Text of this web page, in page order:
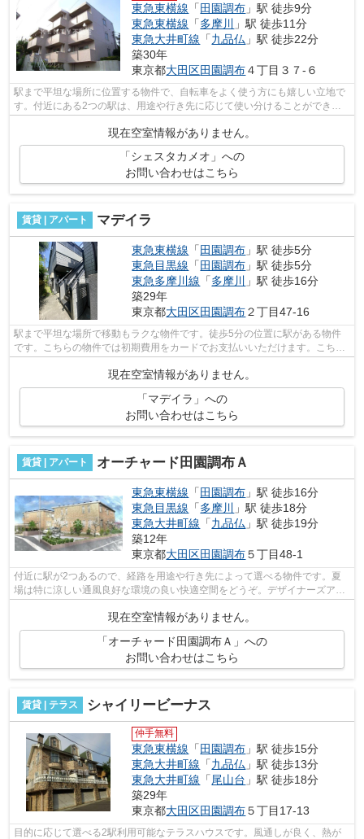
東急東横線 「田園調布 」駅 徒歩9分
東急東横線 「多摩川 」駅 徒歩11分
東急大井町線 「九品仏 」駅 徒歩22分
築30年
東京都大田区田園調布４丁目３７-６
駅まで平坦な場所に位置する物件で、自転車をよく使う方にも嬉しい立地で
す。付近にある2つの駅は、用途や行き先に応じて使い分けることができま
す。こちらは初期費用をカードでお支払...
現在空室情報がありません。
「シェスタカメオ」への
お問い合わせはこちら
賃貸 | アパート マデイラ
東急東横線 「 田園調布 」駅 徒歩5分
東急目黒線 「 田園調布 」駅 徒歩5分
東急多摩川線 「多摩川
」駅 徒歩16分
築29年
東京都大田区田園調布２丁目47-16
駅まで平坦な場所で移動もラクな物件です。徒歩5分の位置に駅がある物件
です。こちらの物件では初期費用をカードでお支払いいただけます。こちら
現在空室情報がありません。
「マデイラ」への
お問い合わせはこちら
賃貸 | アパート オーチャード田園調布Ａ
東急東横線 「田園調布 」駅 徒歩16分
東急目黒線 「多摩川 」駅 徒歩18分
東急大井町線 「九品仏 」駅 徒歩19分
築12年
東京都大田区田園調布５丁目48-1
付近に駅が2つあるので、経路を用途や行き先によって選べる物件です。夏
場は特に涼しい通風良好な環境の良い快適空間をどうぞ。デザイナーズアパ
現在空室情報がありません。
「オーチャード田園調布Ａ」への
お問い合わせはこちら
賃貸 | テラス シャイリービーナス
仲手無料
東急東横線 「 田園調布 」駅 徒歩15分
東急大井町線 「九品仏 」駅 徒歩13分
東急大井町線 「尾山台 」駅 徒歩18分
築29年
東京都大田区田園調布５丁目17-13
目的に応じて選べる2駅利用可能なテラスハウスです。風通しが良く、熱が